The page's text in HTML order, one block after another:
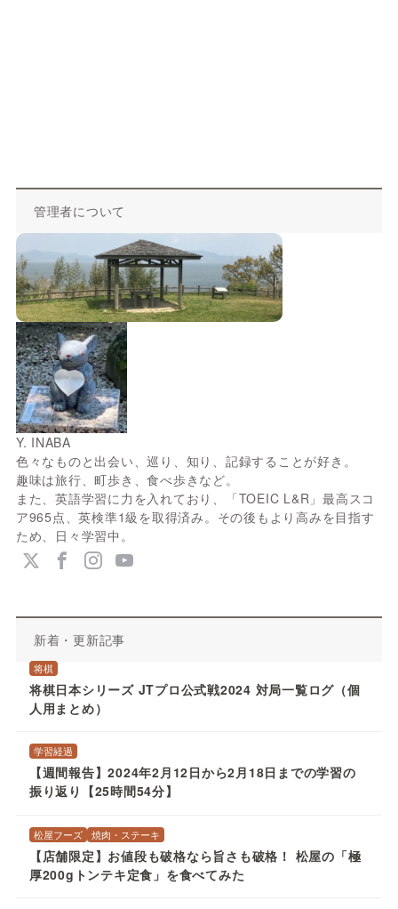
管理者について
Y. INABA
色々なものと出会い、巡り、知り、記録することが好き。
趣味は旅行、町歩き、食べ歩きなど。
また、英語学習に力を入れており、「TOEIC L&R」最高スコ
ア965点、英検準1級を取得済み。その後もより高みを目指す
ため、日々学習中。
新着・更新記事
将棋
将棋日本シリーズ JTプロ公式戦2024 対局一覧ログ（個
人用まとめ）
学習経過
【週間報告】2024年2月12日から2月18日までの学習の
振り返り【25時間54分】
松屋フーズ 焼肉・ステーキ
【店舗限定】お値段も破格なら旨さも破格！ 松屋の「極
厚200gトンテキ定食」を食べてみた